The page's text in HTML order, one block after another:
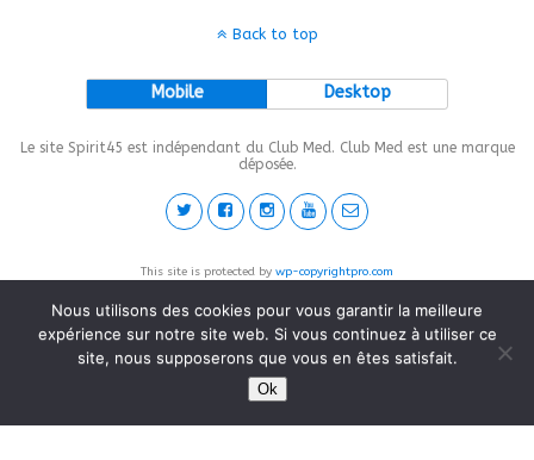
Back to top
Mobile Desktop
Le site Spirit45 est indépendant du Club Med. Club Med est une marque
déposée.
This site is protected by wp-copyrightpro.com
Nous utilisons des cookies pour vous garantir la meilleure
expérience sur notre site web. Si vous continuez à utiliser ce
site, nous supposerons que vous en êtes satisfait.
Ok